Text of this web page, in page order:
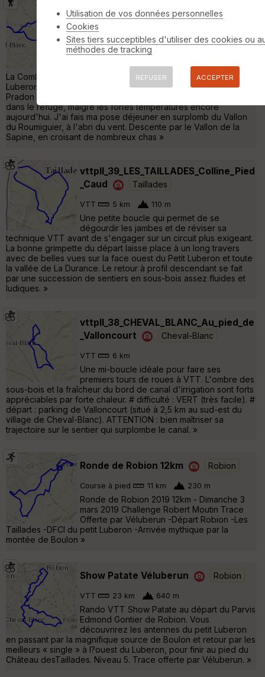
Petit Luberon - Combe de Vidauque -
Vallon de la Sapine - Vallon du
Colombier - Vallon de Taverne
Taillades
La Combe de Vidauque est un endroit remarquable du Petit
Luberon. En haut de la combe, petit aller/retour au Bastidon du
Pradon où des randonneurs cassaient la croute autour du feu
dans le refuge, malgré les fortes températures encore
aujourd'hui. J'ai fais ma pose déjeuner en surplomb du Vallon
du Roumiguier, à l'abri du vent. Descente par le Vallon de la
Sapine, en croisant de nombreux chas »
vttpll_39_LES_TAILLADES_Colline_Pied
_Caud
Taillades
VTT 5 km 110 m
Une petite boucle qui permet de se
dégourdir les jambes et de réviser sa
technique VTT avant de s'engager sur un circuit plus exigeant.
La bonne grimpette du départ laisse place à un long travers
avec de belles vues sur la face ouest du Petit Luberon et toute
la vallée de La Durance. Le retour à profil descendant se fait
par une succession de sentiers en sous-bois assez fluides et
ludiques. »
vttpll_38_CHEVAL_BLANC_Au_pied_de
_Valloncourt
Cheval-Blanc
VTT 6 km
Une mi-boucle idéale pour faire ses
premiers tours de roues à VTT. L'ombre des
sous-bois et la fraîcheur du bord de canal d'irrigation sont forts
appréciables par forte chaleur. # difficulté : VERT (très facile). #
départ : parking de Valloncourt (situé à 2,5 km au sud-est du
village de Cheval-Blanc). ATTENTION : bien maîtriser sa
trajectoire sur le sentier qui surplombe le canal. »
Ronde de Robion 12km Robion
Course à pied 11 km 230 m
Ronde de Robion 2019 12km - Dimanche 3
mars 2019 Challenge Robert Moutin Trace
Offerte par Véluberun -Départ Robion -Les
Taillades -DFCI du petit Luberon -Arrivée mythique par la
montée de Boulon »
Show Patate Véluberun Robion
VTT 23 km 640 m
Rando VTT Show Patate au départ du Parvis
Edmond Gontier de Robion. Vous
découvrirez les antennes du petit Luberon
en passant par la magnifique source de Boulon et retour par les
meilleurs « single » à l?ouest du Luberon, pour finir au pied du
Château desTaillades. Niveau 5. Trace offerte par Véluberun. »
Utilisation de vos données personnelles
Cookies
Sites tiers succeptibles d'utiliser des cookies ou
méthodes de tracking
REFUSER ACCEPTER